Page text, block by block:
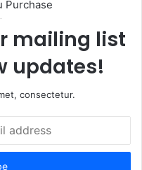
Purchase
mailing list
updates!
consectetur.